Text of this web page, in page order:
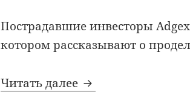
Пострадавшие инвесторы
котором рассказывают о
Читать далее Аферист Виктор